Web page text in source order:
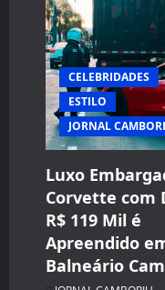
CELEBRIDADES
ESTILO
JORNAL
Luxo
Corvette com
R$ 119 Mil é
Apreendido
Balneário